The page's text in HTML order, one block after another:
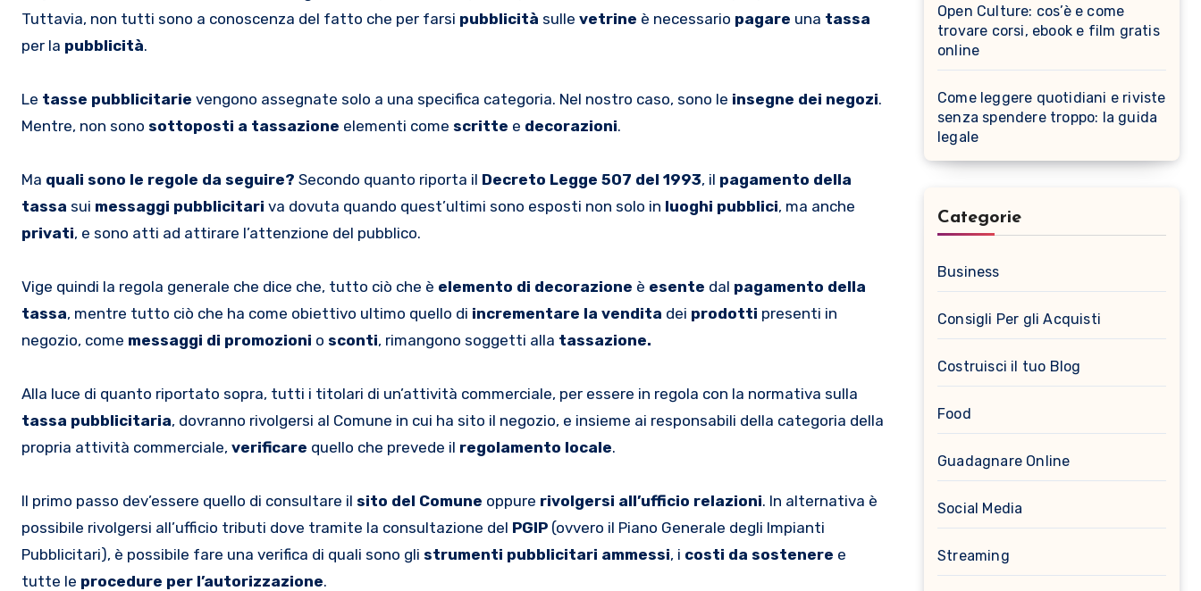
Tuttavia, non tutti sono a conoscenza del fatto che per farsi pubblicità sulle vetrine è necessario pagare una tassa
per la pubblicità.
Le tasse pubblicitarie vengono assegnate solo a una specifica categoria. Nel nostro caso, sono le insegne dei negozi.
Mentre, non sono sottoposti a tassazione elementi come scritte e decorazioni.
Ma quali sono le regole da seguire? Secondo quanto riporta il Decreto Legge 507 del 1993, il pagamento della
tassa sui messaggi pubblicitari va dovuta quando quest’ultimi sono esposti non solo in luoghi pubblici, ma anche
privati, e sono atti ad attirare l’attenzione del pubblico.
Vige quindi la regola generale che dice che, tutto ciò che è elemento di decorazione è esente dal pagamento della
tassa, mentre tutto ciò che ha come obiettivo ultimo quello di incrementare la vendita dei prodotti presenti in
negozio, come messaggi di promozioni o sconti, rimangono soggetti alla tassazione.
Alla luce di quanto riportato sopra, tutti i titolari di un’attività commerciale, per essere in regola con la normativa sulla
tassa pubblicitaria, dovranno rivolgersi al Comune in cui ha sito il negozio, e insieme ai responsabili della categoria della
propria attività commerciale, verificare quello che prevede il regolamento locale.
Il primo passo dev’essere quello di consultare il sito del Comune oppure rivolgersi all’ufficio relazioni. In alternativa è
possibile rivolgersi all’ufficio tributi dove tramite la consultazione del PGIP (ovvero il Piano Generale degli Impianti
Pubblicitari), è possibile fare una verifica di quali sono gli strumenti pubblicitari ammessi, i costi da sostenere e
tutte le procedure per l’autorizzazione.
Open Culture: cos’è e come
trovare corsi, ebook e film gratis
online
Come leggere quotidiani e riviste
senza spendere troppo: la guida
legale
Categorie
Business
Consigli Per gli Acquisti
Costruisci il tuo Blog
Food
Guadagnare Online
Social Media
Streaming